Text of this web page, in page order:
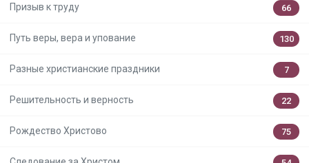
Призыв к труду 66
Путь веры, вера и упование 130
Разные христианские праздники 7
Решительность и верность 22
Рождество Христово 75